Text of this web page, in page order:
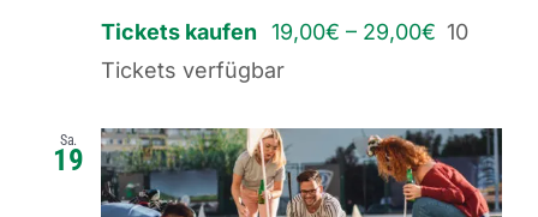
Tickets kaufen 19,00€ – 29,00€ 10
Tickets verfügbar
Sa.
19